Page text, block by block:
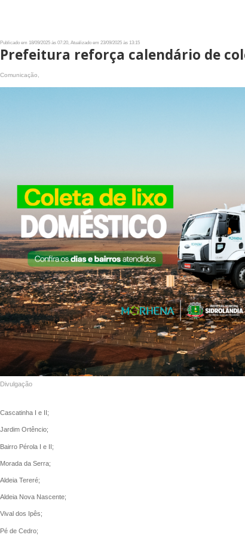
Publicado em 18/09/2025 às 07:20, Atualizado em 23/09/2025 às 13:15
Prefeitura reforça calendário de
Comunicação,
Divulgação
Cascatinha I e II;
Jardim Ortêncio;
Bairro Pérola I e II;
Morada da Serra;
Aldeia Tereré;
Aldeia Nova Nascente;
Vival dos Ipês;
Pé de Cedro;